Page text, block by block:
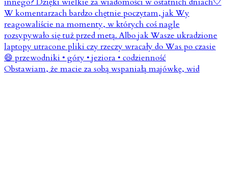
Obstawiam, że macie za sobą wspaniałą majówkę, wid